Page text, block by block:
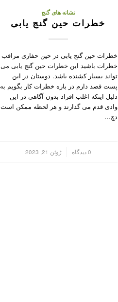
نشانه های گنج
خطرات حین گنج یابی
خطرات حین گنج یابی در حین حفاری مراقب
خطرات باشید این خطرات حین گنج یابی می
تواند بسیار کشنده باشد. دوستان در این
پست قصد دارم در باره خطرات کار بگویم به
دلیل اینکه اغلب افراد بدون آگاهی در این
وادی قدم می گذارند و هر لحظه ممکن است
دچ…
0 دیدگاه ژوئن 21, 2023